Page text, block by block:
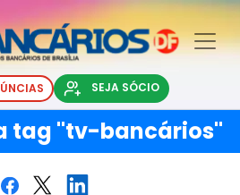
SEJA SÓCIO
tag "tv-bancários"